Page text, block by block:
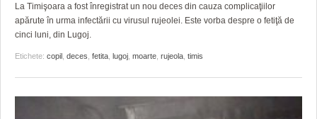
La Timişoara a fost înregistrat un nou deces din cauza complicaţiilor
apărute în urma infectării cu virusul rujeolei. Este vorba despre o fetiţă de
cinci luni, din Lugoj.
Etichete: copil deces fetita lugoj moarte rujeola timis